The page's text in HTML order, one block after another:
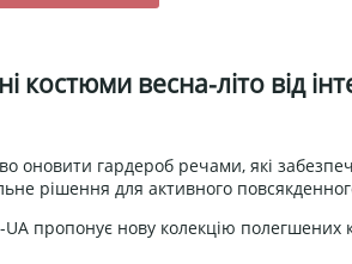
костюми весна-літо від
оновити гардероб речами, які
рішення для активного
пропонує нову колекцію полегшених